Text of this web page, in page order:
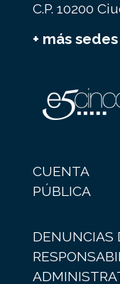
C.P. 10200
+ más sedes
CUENTA
PÚBLICA
DENUNCIAS